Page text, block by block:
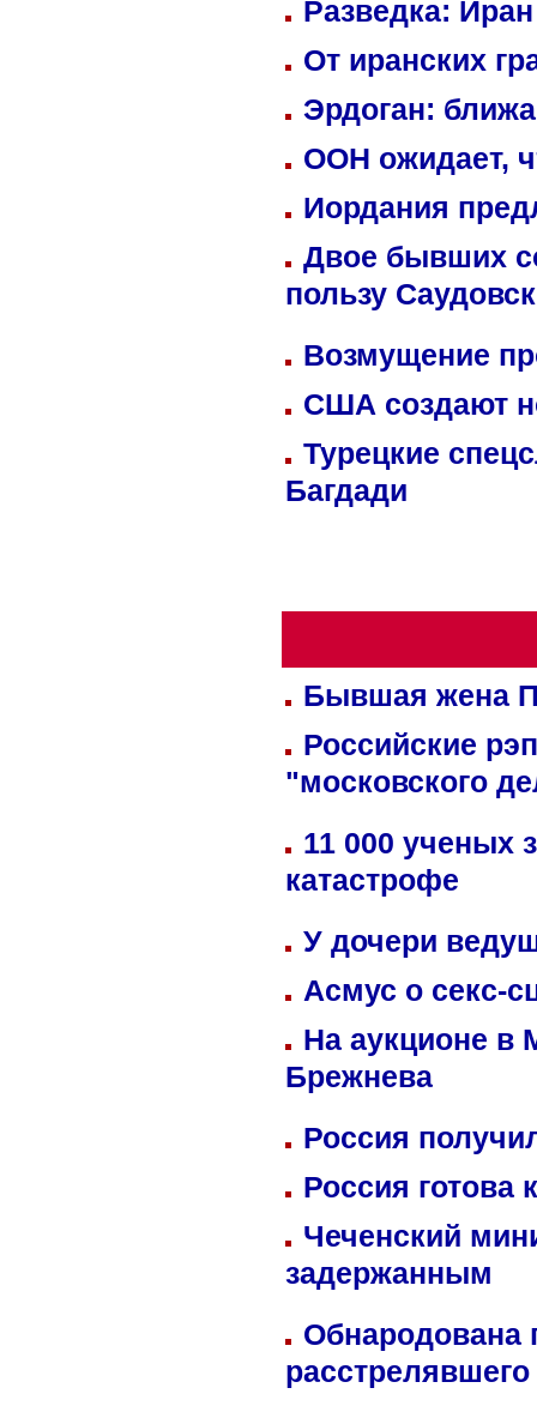
Разведка:
От иранских
Эрдоган:
ООН ожидает,
Иордания
Двое бывших
пользу
Возмущение
США создают
Турецкие
Багдади
Бывшая жена
Российские
"московского
11 000 ученых
катастрофе
У дочери
Асмус о секс-
На аукционе в
Брежнева
Россия
Россия готова
Чеченский
задержанным
Обнародована